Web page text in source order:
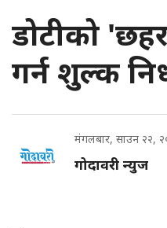
डोटीको
गर्न शुल्क
मंगलबार, साउन २२,
गोदावरी न्युज